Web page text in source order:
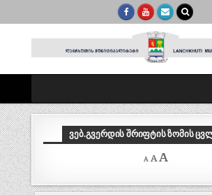
ᲕᲔᲑ.ᲒᲕᲔᲠᲓᲘᲡ ᲨᲠᲘᲤᲢᲘᲡ ᲖᲝᲛᲘᲡ
A
Decrease
font
A Reset
A